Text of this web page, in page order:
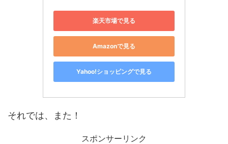
楽天市場で見る
Amazonで見る
Yahoo!ショッピングで見る
それでは、また！
スポンサーリンク